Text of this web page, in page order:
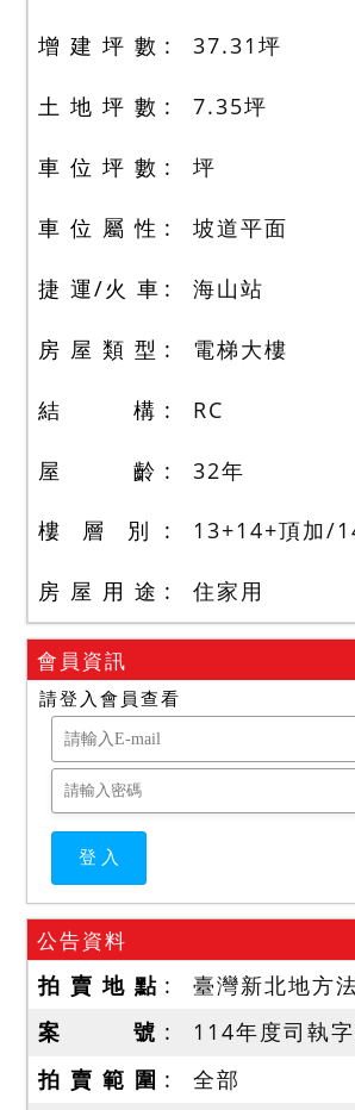
增 建 坪 數 37.31 坪
土 地 坪 數 7.35坪
車 位 坪 數 坪
車 位 屬 性 坡道平面
捷 運/火 車 海山站
房 屋 類 型 電梯大樓
結 構 RC
屋 齡 32年
樓 層 別 13+14+頂加/
房 屋 用 途 住家用
會員資訊
請登入會員查看
公告資料
拍 賣 地 點
臺灣新北地方
案 號
114年度司執
拍 賣 範 圍
全部